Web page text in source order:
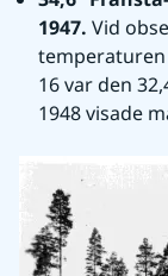
1947. Vid
temperaturen
16 var den
1948 visade